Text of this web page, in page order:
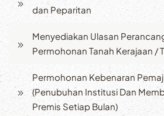
dan Peparitan
Menyediakan Ulasan
Permohonan Tanah Kerajaan /
Permohonan Kebenaran
(Penubuhan Institusi Dan
Premis Setiap Bulan)